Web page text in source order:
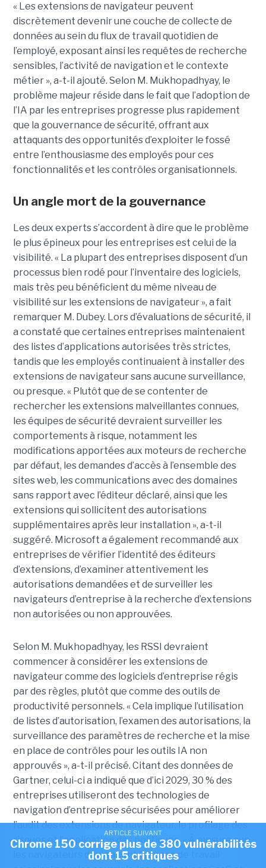
« Les extensions de navigateur peuvent
discrètement devenir une couche de collecte de
données au sein du flux de travail quotidien de
l’employé, exposant ainsi les requêtes de recherche
sensibles, l’activité de navigation et le contexte
métier », a-t-il ajouté. Selon M. Mukhopadhyay, le
problème majeur réside dans le fait que l’adoption de
l’IA par les entreprises progresse plus rapidement
que la gouvernance de sécurité, offrant aux
attaquants des opportunités d’exploiter le fossé
entre l’enthousiasme des employés pour ces
fonctionnalités et les contrôles organisationnels.
Un angle mort de la gouvernance
Les deux experts s’accordent à dire que le problème
le plus épineux pour les entreprises est celui de la
visibilité. « La plupart des entreprises disposent d’un
processus bien rodé pour l’inventaire des logiciels,
mais très peu bénéficient du même niveau de
visibilité sur les extensions de navigateur », a fait
remarquer M. Dubey. Lors d’évaluations de sécurité, il
a constaté que certaines entreprises maintenaient
des listes d’applications autorisées très strictes,
tandis que les employés continuaient à installer des
extensions de navigateur sans aucune surveillance,
ou presque. « Plutôt que de se contenter de
rechercher les extensions malveillantes connues,
les équipes de sécurité devraient surveiller les
comportements à risque, notamment les
modifications apportées aux moteurs de recherche
par défaut, les demandes d’accès à l’ensemble des
sites web, les communications avec des domaines
sans rapport avec l’éditeur déclaré, ainsi que les
extensions qui sollicitent des autorisations
supplémentaires après leur installation », a-t-il
suggéré. Microsoft a également recommandé aux
entreprises de vérifier l’identité des éditeurs
d’extensions, d’examiner attentivement les
autorisations demandées et de surveiller les
navigateurs d’entreprise à la recherche d’extensions
non autorisées ou non approuvées.
Selon M. Mukhopadhyay, les RSSI devraient
commencer à considérer les extensions de
navigateur comme des logiciels d’entreprise régis
par des règles, plutôt que comme des outils de
productivité personnels. « Cela implique l’utilisation
de listes d’autorisation, l’examen des autorisations, la
surveillance des paramètres de recherche et la mise
en place de contrôles pour les outils IA non
approuvés », a-t-il précisé. Citant des données de
Gartner, celui-ci a indiqué que d’ici 2029, 30 % des
entreprises utiliseront des technologies de
navigation d’entreprise sécurisées pour améliorer
l’audit des extensions de navigateur, le profilage des
risques et l’application des politiques. « À mesure que
les navigateurs deviennent l’espace de travail
ARTICLE SUIVANT
Chrome 150 corrige plus de 380 vulnérabilités
dont 15 critiques